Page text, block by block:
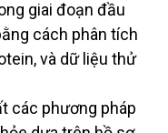
giai đoạn đầu
cách phân tích
và dữ liệu thử
các phương pháp